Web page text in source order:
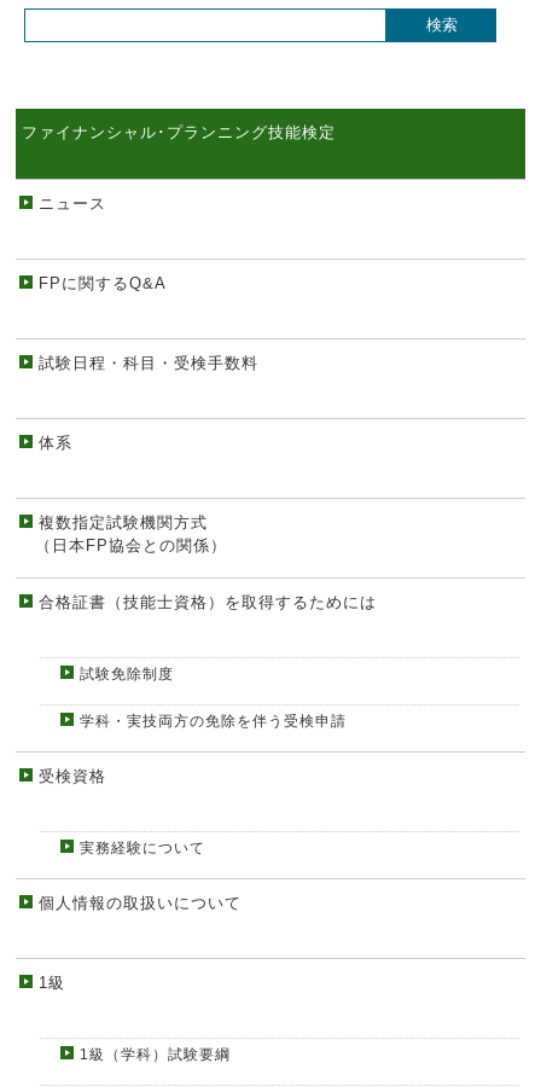
ファイナンシャル･プランニング技能検定
ニュース
FPに関するQ&A
試験日程・科目・受検手数料
体系
複数指定試験機関方式
（日本FP協会との関係）
合格証書（技能士資格）を取得するためには
試験免除制度
学科・実技両方の免除を伴う受検申請
受検資格
実務経験について
個人情報の取扱いについて
1級
1級（学科）試験要綱